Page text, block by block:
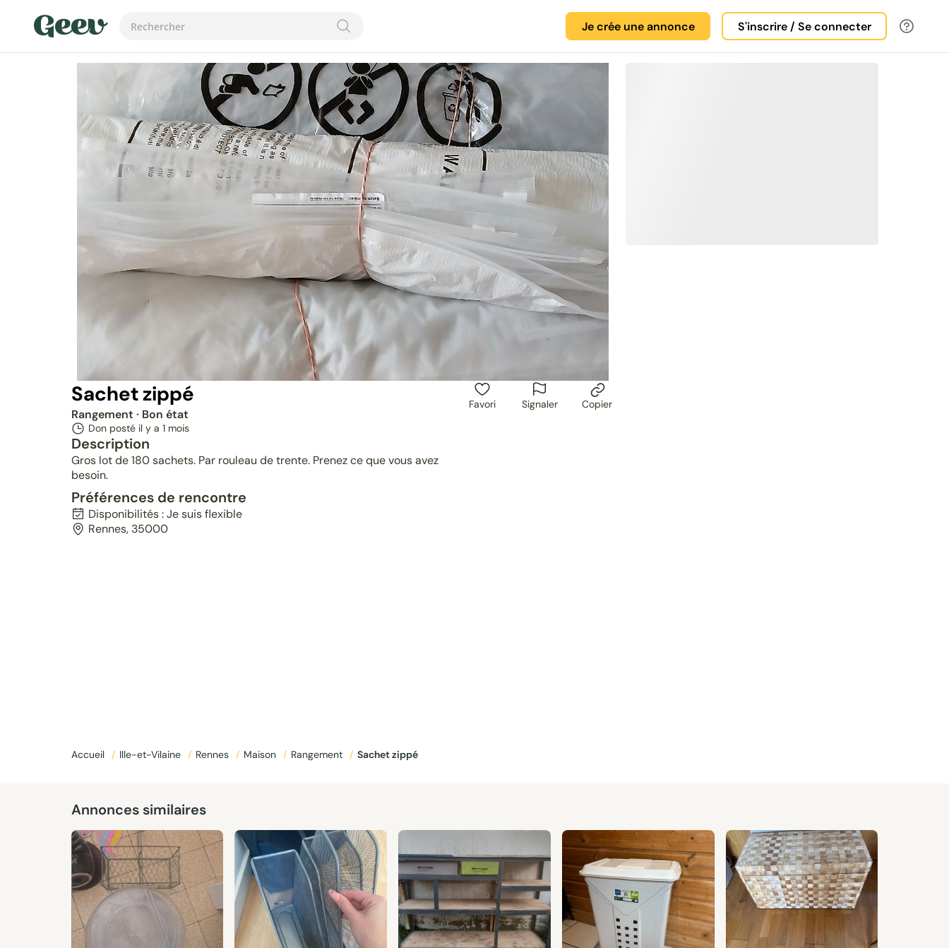
Je crée une annonce S'inscrire / Se connecter
Sachet zippé
Rangement · Bon état
Don posté il y a 1 mois
Description
Gros lot de 180 sachets. Par rouleau de trente. Prenez ce que vous avez
besoin.
Favori Signaler Copier
Préférences de rencontre
Disponibilités : Je suis flexible
Rennes, 35000
Accueil / Ille-et-Vilaine / Rennes / Maison / Rangement / Sachet zippé
Annonces similaires